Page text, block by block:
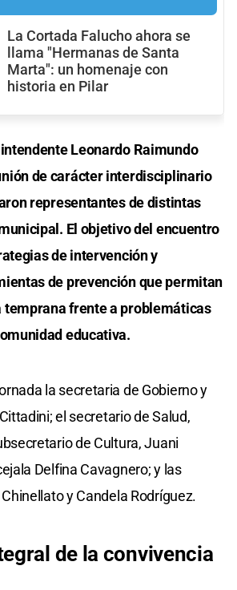
La Cortada Falucho ahora se
llama "Hermanas de Santa
Marta": un homenaje con
historia en Pilar
Leonardo Raimundo
de carácter interdisciplinario
representantes de distintas
El objetivo del encuentro
de intervención y
de prevención que permitan
temprana frente a problemáticas
educativa.
la secretaria de Gobierno y
el secretario de Salud,
de Cultura, Juani
Delfina Cavagnero; y las
y Candela Rodríguez.
de la convivencia